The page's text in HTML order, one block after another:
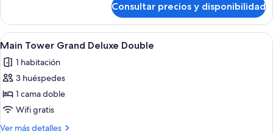
Premier,
en
una
alta
(Main
Club
Access)
Consultar precios y disponibilidad
Abrir
todas
las
fotos
de
Main
Tower
Un baño moderno con ducha a
1
Main Tower Grand Deluxe Double
1 habitación
3 huéspedes
1 cama doble
Wifi gratis
Ver más detalles
Más